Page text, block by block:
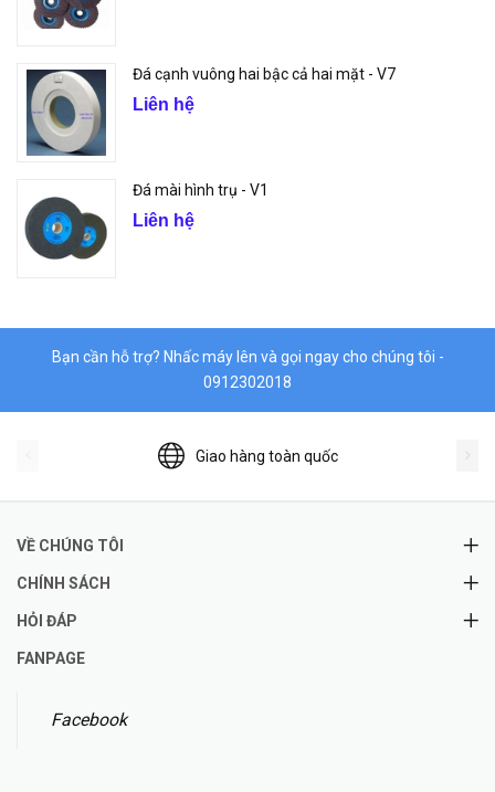
Đá cạnh vuông hai bậc cả hai mặt - V7
Liên hệ
Đá mài hình trụ - V1
Liên hệ
Bạn cần hỗ trợ? Nhấc máy lên và gọi ngay cho chúng tôi -
0912302018
Giao hàng toàn quốc
VỀ CHÚNG TÔI
CHÍNH SÁCH
HỎI ĐÁP
FANPAGE
Facebook